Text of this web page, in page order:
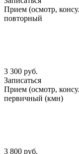
Прием (осмотр,
повторный
3 300 руб.
Записаться
Прием (осмотр,
первичный (кмн)
3 800 руб.